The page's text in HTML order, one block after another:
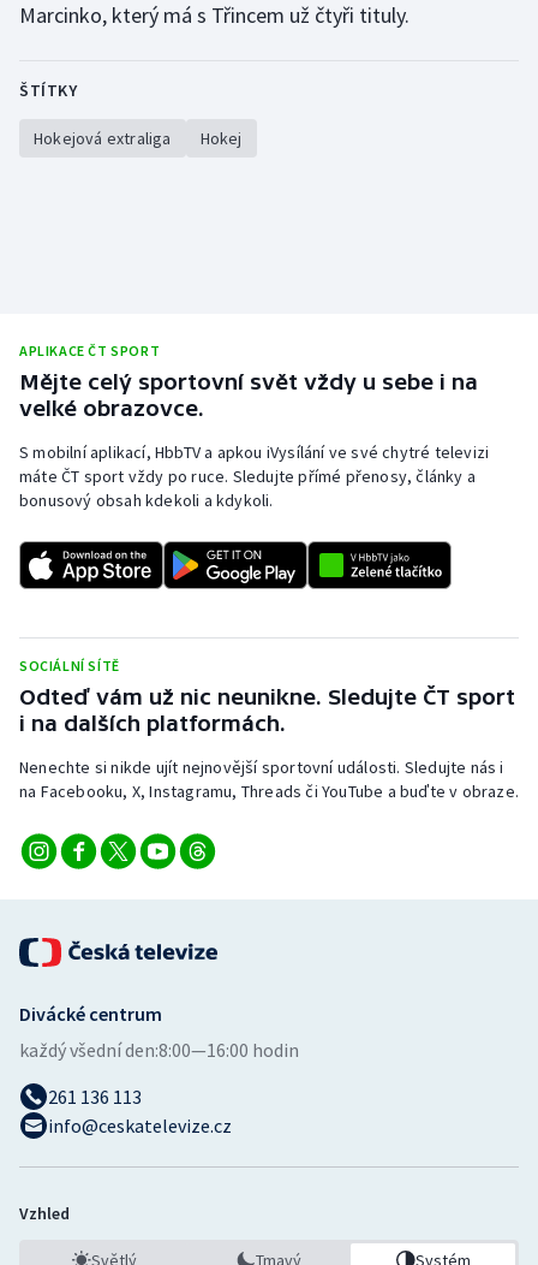
Marcinko, který má s Třincem už čtyři tituly.
ŠTÍTKY
Hokejová extraliga Hokej
APLIKACE ČT SPORT
Mějte celý sportovní svět vždy u sebe i na
velké obrazovce.
S mobilní aplikací, HbbTV a apkou iVysílání ve své chytré televizi
máte ČT sport vždy po ruce. Sledujte přímé přenosy, články a
bonusový obsah kdekoli a kdykoli.
SOCIÁLNÍ SÍTĚ
Odteď vám už nic neunikne. Sledujte ČT sport
i na dalších platformách.
Nenechte si nikde ujít nejnovější sportovní události. Sledujte nás i
na Facebooku, X, Instagramu, Threads či YouTube a buďte v obraze.
Divácké centrum
každý všední den:8:00—16:00 hodin
261 136 113
info@ceskatelevize.cz
Vzhled
Světlý Tmavý Systém